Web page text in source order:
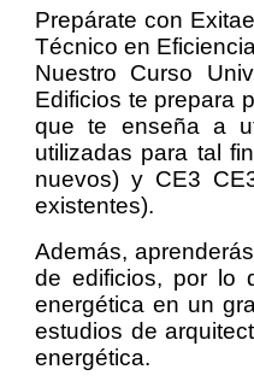
Prepárate con
Técnico en
Nuestro Curso
Edificios te prepara
que te enseña a
utilizadas para tal
nuevos) y CE3
existentes).
Además,
de edificios, por lo
energética en un
estudios de
energética.